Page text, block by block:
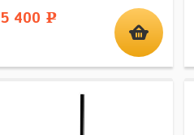
5 400 Р